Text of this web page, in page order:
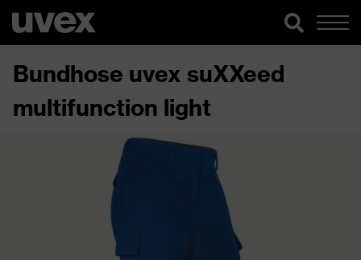
Bundhose uvex suXXeed
multifunction light